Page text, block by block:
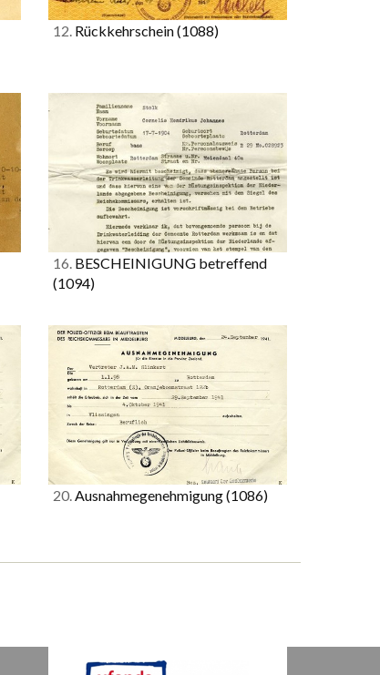
12.Rückkehrschein(1088)
16.BESCHEINIGUNG betreffend
(1094)
20.Ausnahmegenehmigung(1086)